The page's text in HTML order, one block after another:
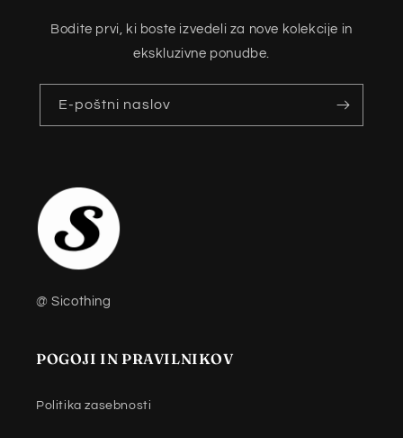
Bodite prvi, ki boste izvedeli za nove kolekcije in
ekskluzivne ponudbe.
E-poštni naslov
@ Sicothing
POGOJI IN PRAVILNIKOV
Politika zasebnosti